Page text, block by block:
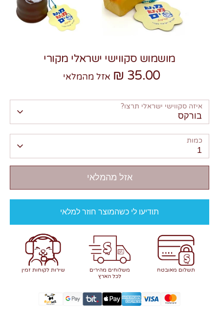
מושמוש סקווישי ישראלי מקורי
35.00 ₪ אזל מהמלאי
איזה סקווישי ישראלי תרצו?
בורקס
כמות
1
אזל מהמלאי
תודיעו לי כשהמוצר חוזר למלאי
תשלום מאובטח
משלוחים מהירים
לכל הארץ
שירות לקוחות זמין